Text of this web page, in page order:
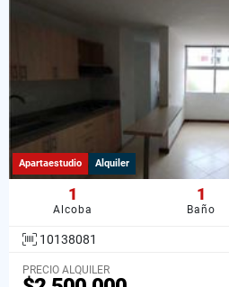
Apartaestudio Alquiler
1
Alcoba
1
Baño
10138081
PRECIO ALQUILER